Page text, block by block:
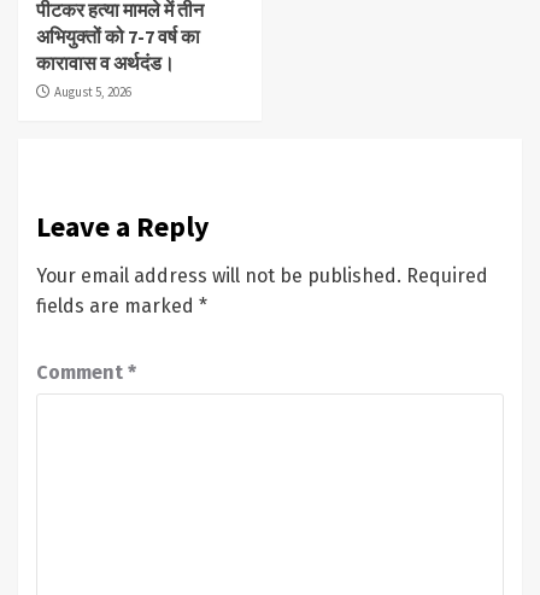
पीटकर हत्या मामले में तीन
अभियुक्तों को 7-7 वर्ष का
कारावास व अर्थदंड।
August 5, 2026
Leave a Reply
Your email address will not be published. Required
fields are marked *
Comment *